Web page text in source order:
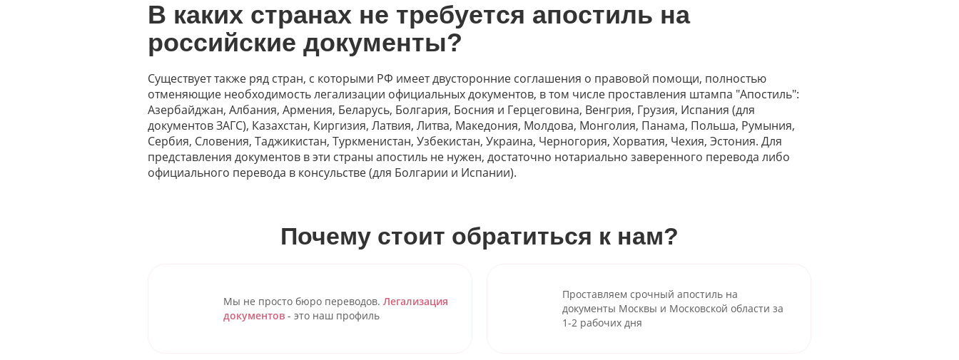
В каких странах не требуется апостиль на
российские документы?
Существует также ряд стран, с которыми РФ имеет двусторонние соглашения о правовой помощи, полностью
отменяющие необходимость легализации официальных документов, в том числе проставления штампа "Апостиль":
Азербайджан, Албания, Армения, Беларусь, Болгария, Босния и Герцеговина, Венгрия, Грузия, Испания (для
документов ЗАГС), Казахстан, Киргизия, Латвия, Литва, Македония, Молдова, Монголия, Панама, Польша, Румыния,
Сербия, Словения, Таджикистан, Туркменистан, Узбекистан, Украина, Черногория, Хорватия, Чехия, Эстония. Для
представления документов в эти страны апостиль не нужен, достаточно нотариально заверенного перевода либо
официального перевода в консульстве (для Болгарии и Испании).
Почему стоит обратиться к нам?
Мы не просто бюро переводов. Легализация
документов - это наш профиль
Проставляем срочный апостиль на
документы Москвы и Московской области за
1-2 рабочих дня